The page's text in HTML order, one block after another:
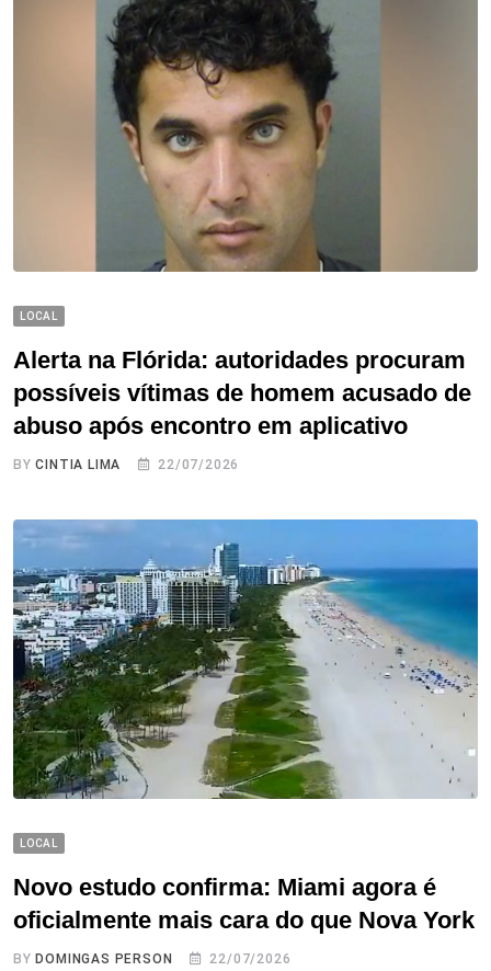
LOCAL
Alerta na Flórida: autoridades procuram
possíveis vítimas de homem acusado de
abuso após encontro em aplicativo
BYCINTIA LIMA 22/07/2026
LOCAL
Novo estudo confirma: Miami agora é
oficialmente mais cara do que Nova York
BYDOMINGAS PERSON 22/07/2026